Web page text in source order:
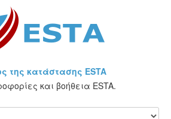
της κατάστασης ESTA
και βοήθεια ESTA.